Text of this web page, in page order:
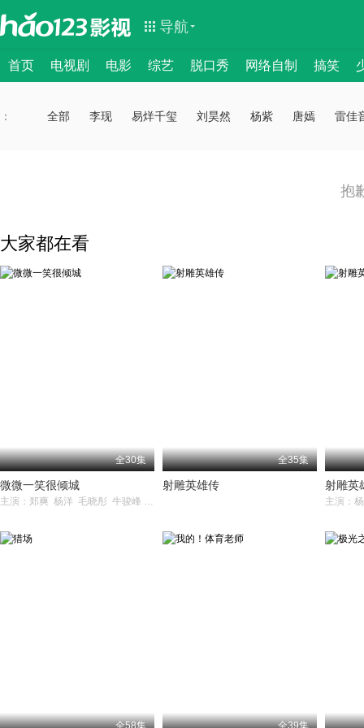
导航
首页 电视剧 电影 综艺 脱口秀 网络自制 搞笑
：： 全部 李现 易烊千玺 刘昊然 杨紫 唐嫣 雷佳
抱
大家都在看
全30集
微微一笑很倾城
主演：郑爽 杨洋 毛晓彤 牛骏峰 崔航
全35集
射雕英雄传 射雕英
全58集 全39集